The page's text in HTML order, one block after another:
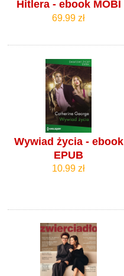
Hitlera - ebook MOBI
69.99 zł
Wywiad życia - ebook
EPUB
10.99 zł